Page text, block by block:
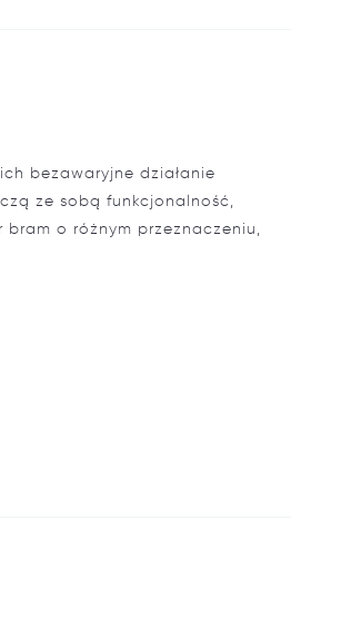
bezawaryjne działanie
ze sobą funkcjonalność,
o różnym przeznaczeniu,